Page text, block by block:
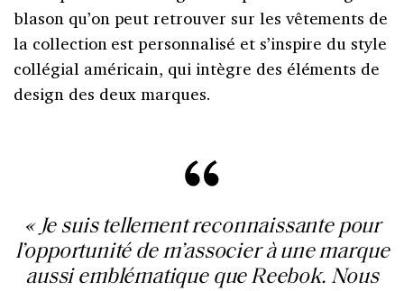
blason qu’on peut retrouver sur les vêtements de
la collection est personnalisé et s’inspire du style
collégial américain, qui intègre des éléments de
design des deux marques.
« Je suis tellement reconnaissante pour
l’opportunité de m’associer à une marque
aussi emblématique que Reebok. Nous